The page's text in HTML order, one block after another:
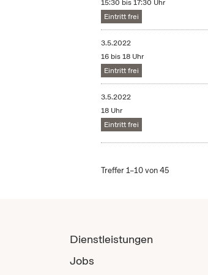
15:30 bis 17:30 Uhr
Eintritt frei
3.5.2022
16 bis 18 Uhr
Eintritt frei
3.5.2022
18 Uhr
Eintritt frei
Treffer 1–10 von 45
Dienstleistungen
Jobs